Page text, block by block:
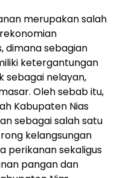
merupakan salah
dimana sebagian
ketergantungan
sebagai nelayan,
Oleh sebab itu,
Kabupaten Nias
sebagai salah satu
kelangsungan
perikanan sekaligus
pangan dan